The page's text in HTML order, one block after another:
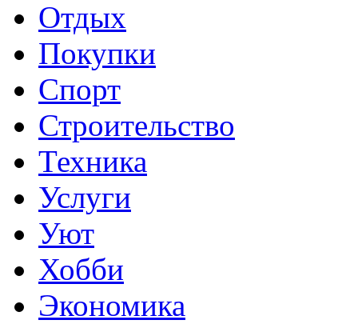
Отдых
Покупки
Спорт
Строительство
Техника
Услуги
Уют
Хобби
Экономика